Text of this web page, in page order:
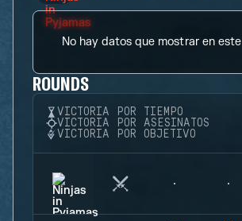
No hay datos que mostrar en
ROUNDS
VICTORIA POR TIEMPO
VICTORIA POR ASESINATOS
VICTORIA POR OBJETIVO